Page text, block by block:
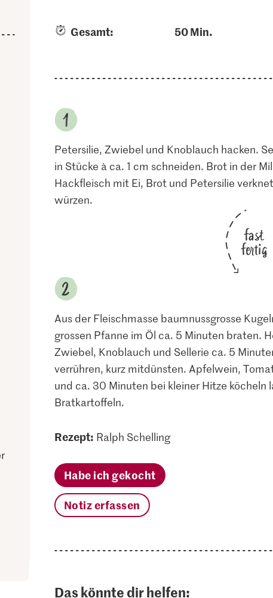
Gesamt: 50 Min.
Petersilie, Zwiebel und Knoblauch hacken.
in Stücke à ca. 1 cm schneiden. Brot in der
Hackfleisch mit Ei, Brot und Petersilie
würzen.
fast
fertig
Aus der Fleischmasse baumnussgrosse
grossen Pfanne im Öl ca. 5 Minuten braten.
Zwiebel, Knoblauch und Sellerie ca. 5
verrühren, kurz mitdünsten. Apfelwein,
und ca. 30 Minuten bei kleiner Hitze köcheln
Bratkartoffeln.
Rezept: Ralph Schelling
Habe ich gekocht
Notiz erfassen
Das könnte dir helfen: